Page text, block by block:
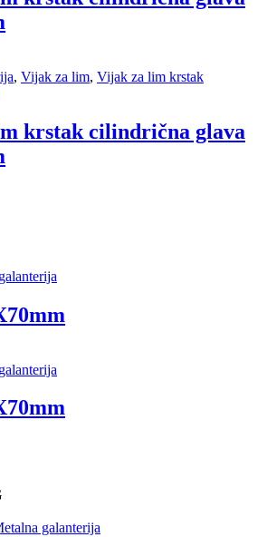
, Vijak za lim, Vijak za lim krstak
krstak cilindrična glava
galanterija